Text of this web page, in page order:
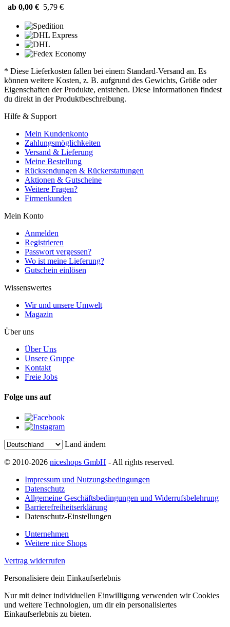
ab 0,00 € 5,79 €
* Diese Lieferkosten fallen bei einem Standard-Versand an. Es
können weitere Kosten, z. B. aufgrund des Gewichts, Größe oder
Eigenschaften der Produkte, entstehen. Diese Informationen findest
du direkt in der Produktbeschreibung.
Hilfe & Support
Mein Kundenkonto
Zahlungsmöglichkeiten
Versand & Lieferung
Meine Bestellung
Rücksendungen & Rückerstattungen
Aktionen & Gutscheine
Weitere Fragen?
Firmenkunden
Mein Konto
Anmelden
Registrieren
Passwort vergessen?
Wo ist meine Lieferung?
Gutschein einlösen
Wissenswertes
Wir und unsere Umwelt
Magazin
Über uns
Über Uns
Unsere Gruppe
Kontakt
Freie Jobs
Folge uns auf
Land ändern
© 2010-2026 niceshops GmbH - All rights reserved.
Impressum und Nutzungsbedingungen
Datenschutz
Allgemeine Geschäftsbedingungen und Widerrufsbelehrung
Barrierefreiheitserklärung
Datenschutz-Einstellungen
Unternehmen
Weitere nice Shops
Vertrag widerrufen
Personalisiere dein Einkaufserlebnis
Nur mit deiner individuellen Einwilligung verwenden wir Cookies
und weitere Technologien, um dir ein personalisiertes
Einkaufserlebnis zu bieten.